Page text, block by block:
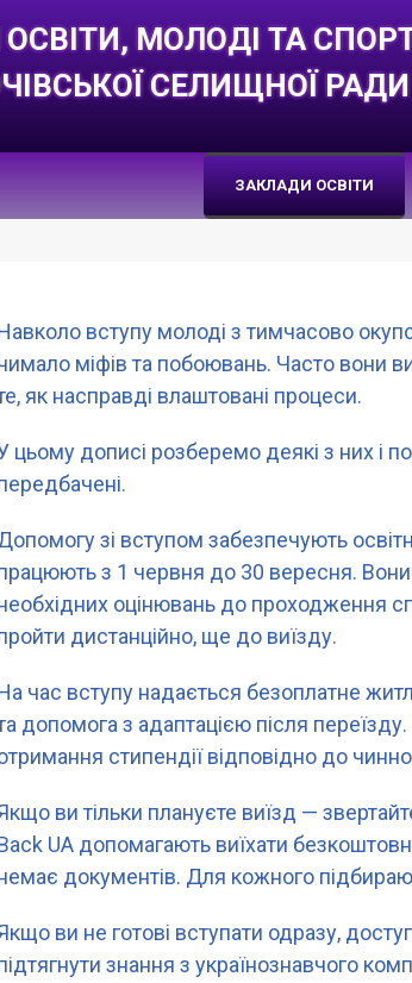
ОСВІТИ, МОЛОДІ ТА
СЕЛИЩНОЇ РАДИ
ЗАКЛАДИ ОСВІТИ
вступу молоді з тимчасово
міфів та побоювань. Часто вони
як насправді влаштовані процеси.
цьому дописі розберемо деякі з них і
зі вступом забезпечують
з 1 червня до 30 вересня.
оцінювань до проходження
дистанційно, ще до виїзду.
час вступу надається безоплатне
допомога з адаптацією після
стипендії відповідно до
ви тільки плануєте виїзд —
UA допомагають виїхати
документів. Для кожного
ви не готові вступати одразу,
знання з українознавчого